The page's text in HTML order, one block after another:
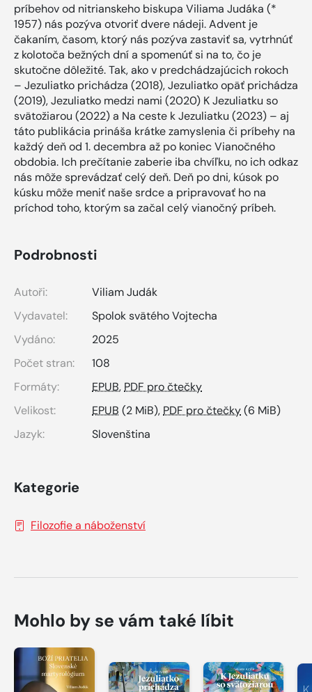
príbehov od nitrianskeho biskupa Viliama Judáka (*
1957) nás pozýva otvoriť dvere nádeji. Advent je
čakaním, časom, ktorý nás pozýva zastaviť sa, vytrhnúť
z kolotoča bežných dní a spomenúť si na to, čo je
skutočne dôležité. Tak, ako v predchádzajúcich rokoch
– Jezuliatko prichádza (2018), Jezuliatko opäť prichádza
(2019), Jezuliatko medzi nami (2020) K Jezuliatku so
svätožiarou (2022) a Na ceste k Jezuliatku (2023) – aj
táto publikácia prináša krátke zamyslenia či príbehy na
každý deň od 1. decembra až po koniec Vianočného
obdobia. Ich prečítanie zaberie iba chvíľku, no ich odkaz
nás môže sprevádzať celý deň. Deň po dni, kúsok po
kúsku môže meniť naše srdce a pripravovať ho na
príchod toho, ktorým sa začal celý vianočný príbeh.
Podrobnosti
Autoři:
Viliam Judák
Vydavatel:
Spolok svätého Vojtecha
Vydáno:
2025
Počet stran:
108
Formáty:
EPUB,PDF pro čtečky
Velikost:
EPUB (2 MiB),PDF pro čtečky(6 MiB)
Jazyk:
Slovenština
Kategorie
Filozofie a náboženství
Mohlo by se vám také líbit